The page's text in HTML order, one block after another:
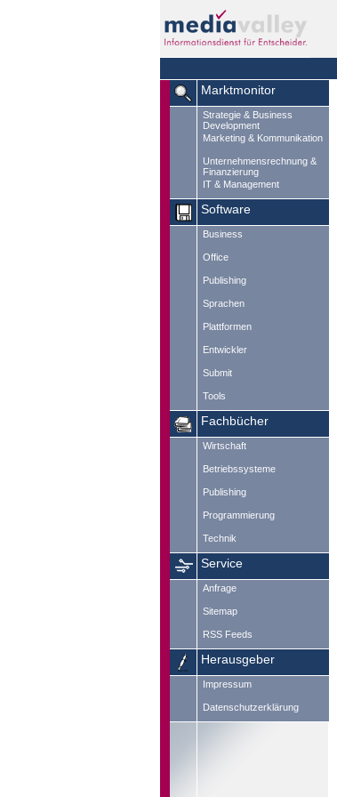
Marktmonitor
Strategie & Business
Development
Marketing & Kommunikation
Unternehmensrechnung &
Finanzierung
IT & Management
Software
Business
Office
Publishing
Sprachen
Plattformen
Entwickler
Submit
Tools
Fachbücher
Wirtschaft
Betriebssysteme
Publishing
Programmierung
Technik
Service
Anfrage
Sitemap
RSS Feeds
Herausgeber
Impressum
Datenschutzerklärung